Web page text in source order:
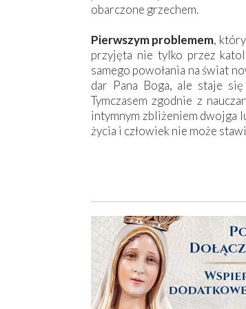
obarczone grzechem.
Pierwszym problemem,
przyjęta nie tylko przez
samego powołania na świat
dar Pana Boga, ale staje
Tymczasem zgodnie z
intymnym zbliżeniem dwojga
życia i człowiek nie może